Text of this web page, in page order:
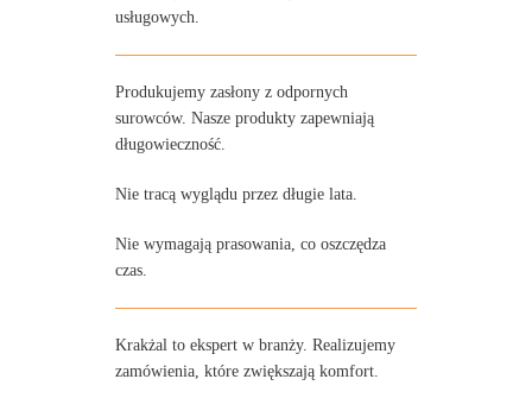
usługowych.
Produkujemy zasłony z odpornych
surowców. Nasze produkty zapewniają
długowieczność.
Nie tracą wyglądu przez długie lata.
Nie wymagają prasowania, co oszczędza
czas.
Krakżal to ekspert w branży. Realizujemy
zamówienia, które zwiększają komfort.